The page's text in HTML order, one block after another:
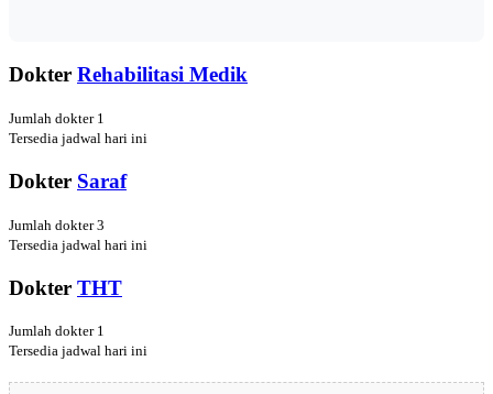
Dokter Rehabilitasi Medik
Jumlah dokter 1
Tersedia jadwal hari ini
Dokter Saraf
Jumlah dokter 3
Tersedia jadwal hari ini
Dokter THT
Jumlah dokter 1
Tersedia jadwal hari ini